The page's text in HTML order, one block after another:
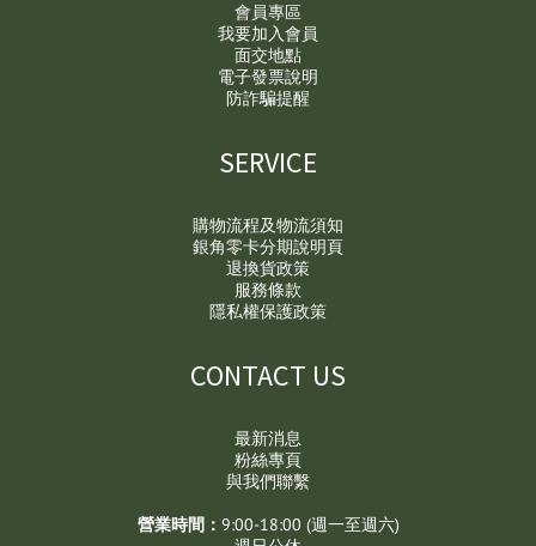
會員專區
我要加入會員
面交地點
電子發票說明
防詐騙提醒
SERVICE
購物流程及物流須知
銀角零卡分期說明頁
退換貨政策
服務條款
隱私權保護政策
CONTACT US
最新消息
粉絲專頁
與我們聯繫
營業時間： 9:00-18:00 (週一至週六)